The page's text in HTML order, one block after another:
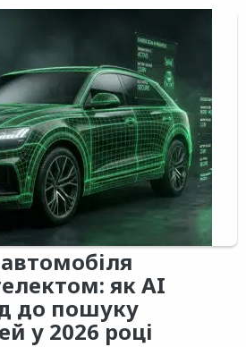
як AI
до пошуку
у 2026 році